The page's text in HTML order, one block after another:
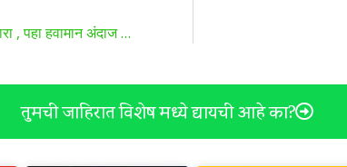
, पहा हवामान अंदाज …
तुमची जाहिरात विशेष मध्ये द्यायची आहे का?